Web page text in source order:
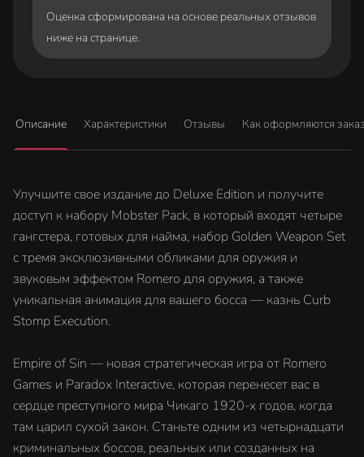
Оценка сформирована на основе реальных отзывов
ниже на странице.
Описание Характеристики Отзывы Как оформляются
Улучшите свое издание до Deluxe Edition и получите
доступ к набору Mobster Pack, в который входят четыре
гангстера, готовых для найма, набор Golden Weapon Set
с тремя эксклюзивными обликами для оружия и
звуковым эффектом Romero для оружия, а также
уникальная анимация для вашего босса — казнь Curb
Stomp Execution.
Empire of Sin — новая стратегическая игра от Romero
Games и Paradox Interactive, которая перенесет вас в
сердце преступного мира Чикаго 1920-х годов, когда
там царил сухой закон. Станьте одним из четырнадцати
криминальных боссов, реальных или созданных на